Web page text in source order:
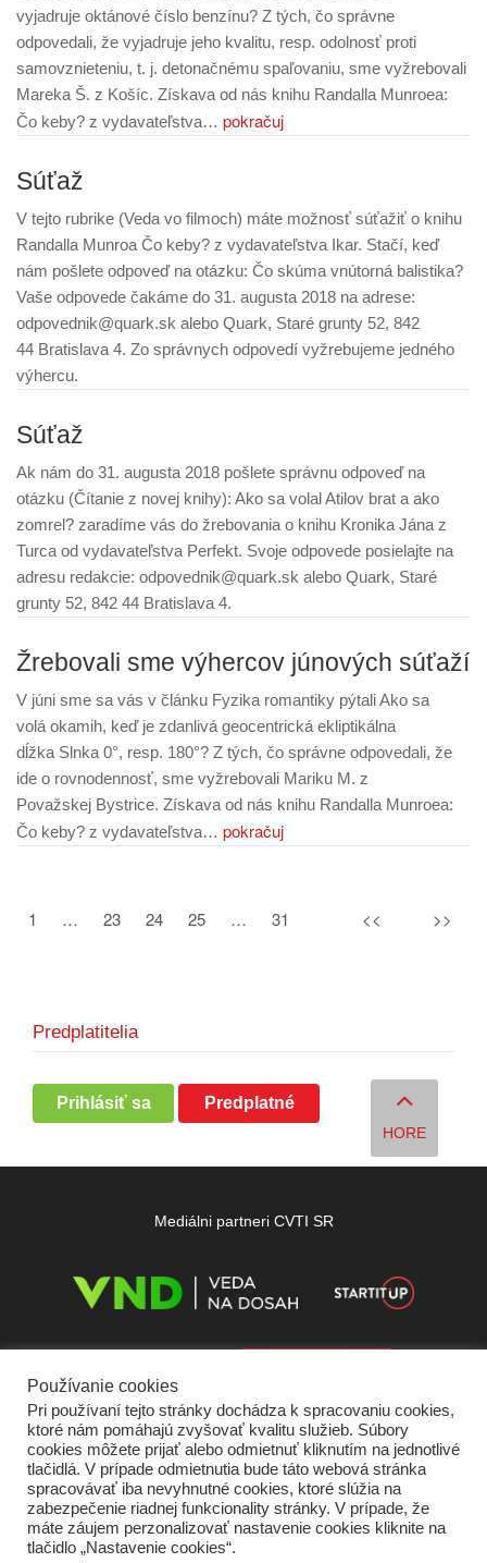
vyjadruje oktánové číslo benzínu? Z tých, čo správne
odpovedali, že vyjadruje jeho kvalitu, resp. odolnosť proti
samovznieteniu, t. j. detonačnému spaľovaniu, sme vyžrebovali
Mareka Š. z Košíc. Získava od nás knihu Randalla Munroea:
Čo keby? z vydavateľstva… pokračuj
Súťaž
V tejto rubrike (Veda vo filmoch) máte možnosť súťažiť o knihu
Randalla Munroa Čo keby? z vydavateľstva Ikar. Stačí, keď
nám pošlete odpoveď na otázku: Čo skúma vnútorná balistika?
Vaše odpovede čakáme do 31. augusta 2018 na adrese:
odpovednik@quark.sk alebo Quark, Staré grunty 52, 842
44 Bratislava 4. Zo správnych odpovedí vyžrebujeme jedného
výhercu.
Súťaž
Ak nám do 31. augusta 2018 pošlete správnu odpoveď na
otázku (Čítanie z novej knihy): Ako sa volal Atilov brat a ako
zomrel? zaradíme vás do žrebovania o knihu Kronika Jána z
Turca od vydavateľstva Perfekt. Svoje odpovede posielajte na
adresu redakcie: odpovednik@quark.sk alebo Quark, Staré
grunty 52, 842 44 Bratislava 4.
Žrebovali sme výhercov júnových súťaží
V júni sme sa vás v článku Fyzika romantiky pýtali Ako sa
volá okamih, keď je zdanlivá geocentrická ekliptikálna
dĺžka Slnka 0°, resp. 180°? Z tých, čo správne odpovedali, že
ide o rovnodennosť, sme vyžrebovali Mariku M. z
Považskej Bystrice. Získava od nás knihu Randalla Munroea:
Čo keby? z vydavateľstva… pokračuj
<<
1 … 23 24 25 … 31 >>
Predplatitelia
Prihlásiť sa Predplatné
HORE
Mediálni partneri CVTI SR
Domov O nás Kontakt Vydavateľ
Používanie cookies
Pri používaní tejto stránky dochádza k spracovaniu cookies,
ktoré nám pomáhajú zvyšovať kvalitu služieb. Súbory
cookies môžete prijať alebo odmietnuť kliknutím na jednotlivé
tlačidlá. V prípade odmietnutia bude táto webová stránka
spracovávať iba nevyhnutné cookies, ktoré slúžia na
zabezpečenie riadnej funkcionality stránky. V prípade, že
máte záujem perzonalizovať nastavenie cookies kliknite na
tlačidlo „Nastavenie cookies“.